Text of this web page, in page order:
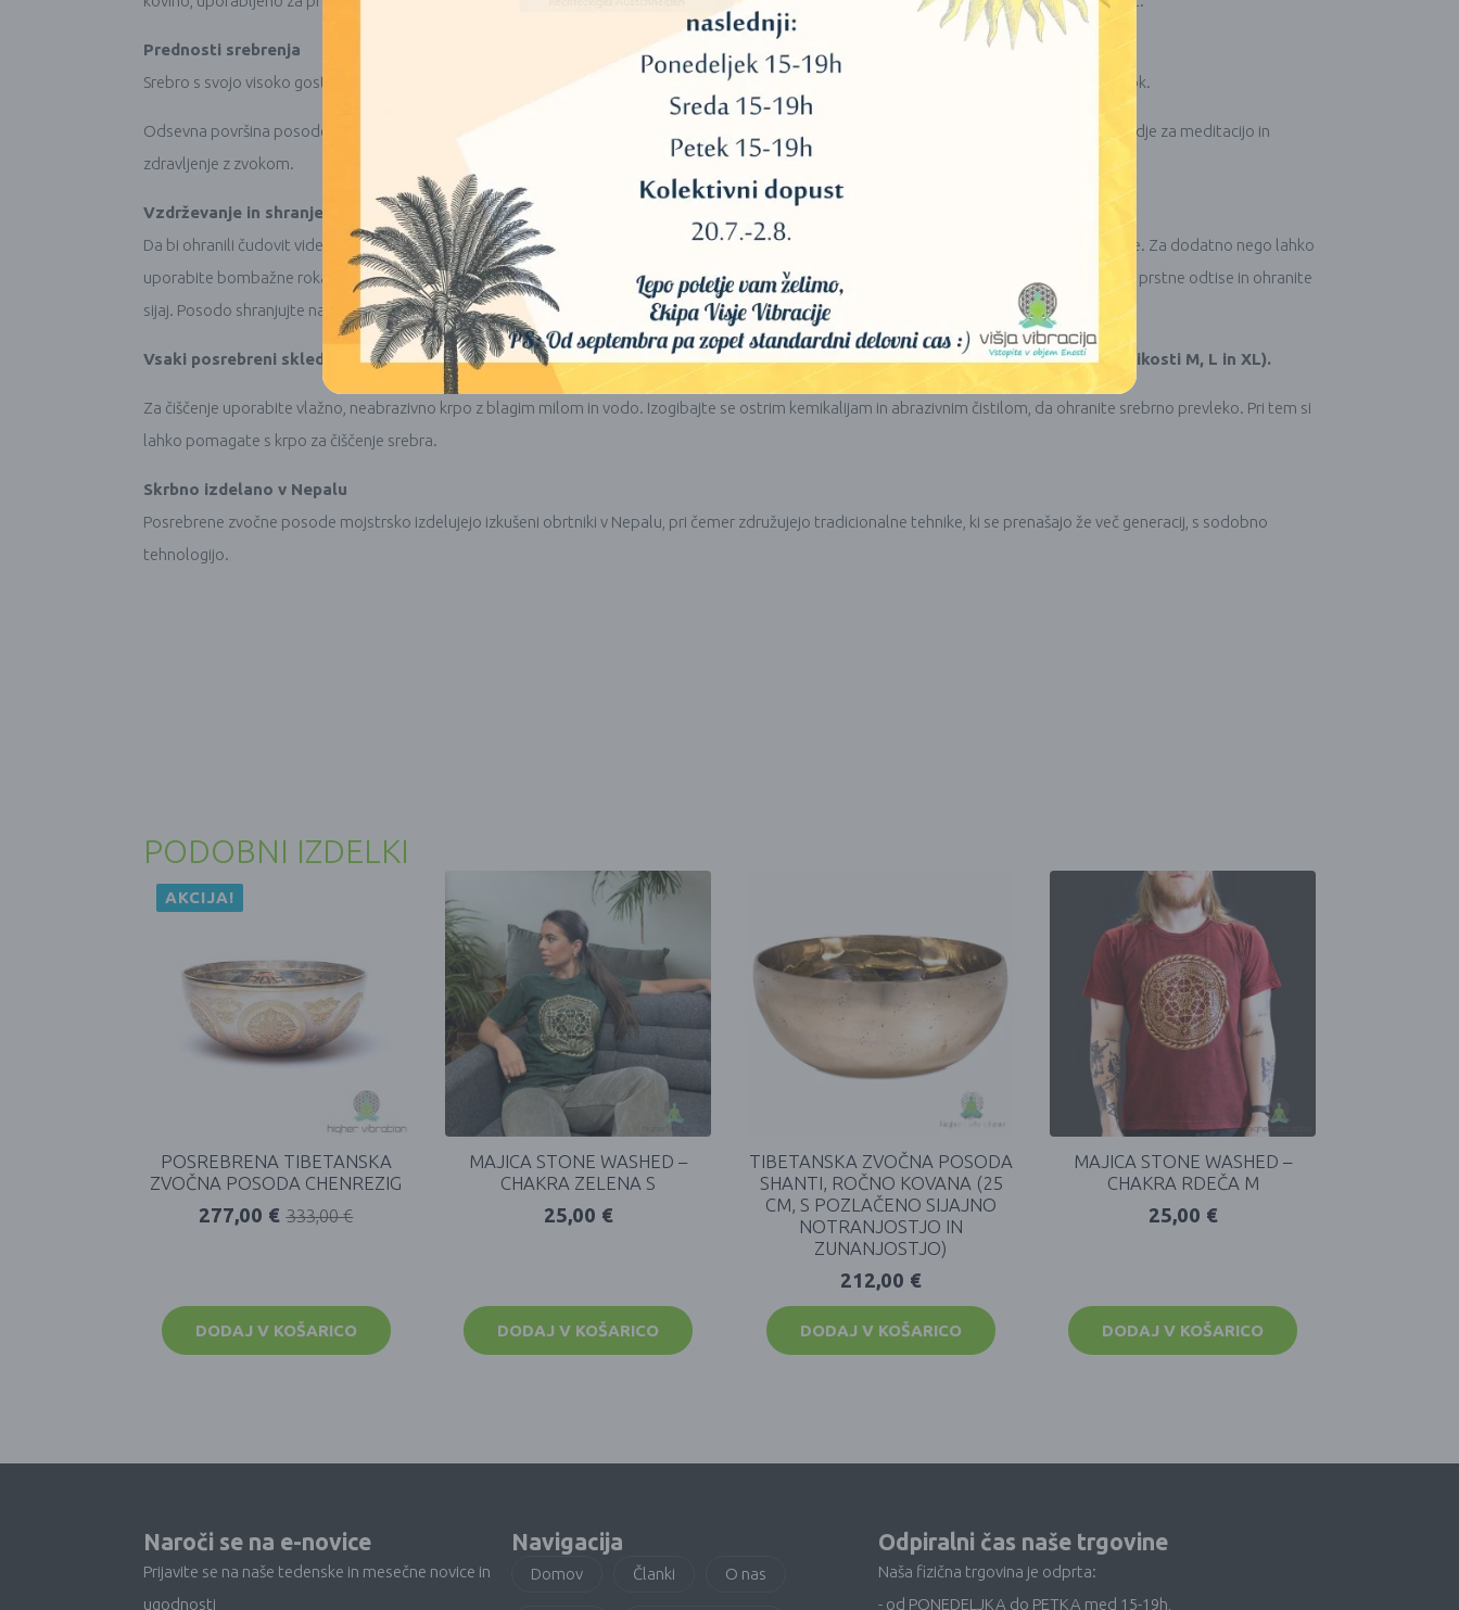
Prednosti srebrenja
Srebro s svojo visoko gostoto in odličnimi akustičnimi lastnostmi povečuje naravno čistost zvoka pojoče sklede ter ustvarja jasen in svetel zvok.
Odsevna površina posode ne prispeva le k njeni estetski privlačnosti, temveč lahko tudi okrepi energijo, ki jo oddaja, zato je skleda močno orodje za meditacijo in
zdravljenje z zvokom.
Vzdrževanje in shranjevanje
Da bi ohranili čudovit videz in močan zvok posrebrene zvočne posode, priporočamo uporabo mehkega lesa in udarjalne palice iz filca ali volne. Za dodatno nego lahko
uporabite bombažne rokavice za vmesno rokovanje s skledo. Po vsaki uporabi skledo skrbno obrišite z mehko bombažno krpo, da odstranite prstne odtise in ohranite
sijaj. Posodo shranjujte na stabilnem gumijastem obroču ali mehki blazini, da zaščitite njeno obliko in končni videz.
Vsaki posrebreni skledi za petje je priložena bombažna vrečka za zaščito in shranjevanje ter trije pari bombažnih rokavic (velikosti M, L in XL).
Za čiščenje uporabite vlažno, neabrazivno krpo z blagim milom in vodo. Izogibajte se ostrim kemikalijam in abrazivnim čistilom, da ohranite srebrno prevleko. Pri tem si
lahko pomagate s krpo za čiščenje srebra.
Skrbno izdelano v Nepalu
Posrebrene zvočne posode mojstrsko izdelujejo izkušeni obrtniki v Nepalu, pri čemer združujejo tradicionalne tehnike, ki se prenašajo že več generacij, s sodobno
tehnologijo.
PODOBNI IZDELKI
AKCIJA!
POSREBRENA TIBETANSKA
ZVOČNA POSODA CHENREZIG
333,00€
277,00 €
DODAJ V KOŠARICO
MAJICA STONE WASHED –
CHAKRA ZELENA S
25,00 €
DODAJ V KOŠARICO
TIBETANSKA ZVOČNA POSODA
SHANTI, ROČNO KOVANA (25
CM, S POZLAČENO SIJAJNO
NOTRANJOSTJO IN
ZUNANJOSTJO)
212,00 €
DODAJ V KOŠARICO
MAJICA STONE WASHED –
CHAKRA RDEČA M
25,00 €
DODAJ V KOŠARICO
Naroči se na e-novice
Prijavite se na naše tedenske in mesečne novice in
ugodnosti
Navigacija
Domov Članki O nas
Odpiralni čas naše trgovine
Naša fizična trgovina je odprta:
- od PONEDELJKA do PETKA med 15-19h,